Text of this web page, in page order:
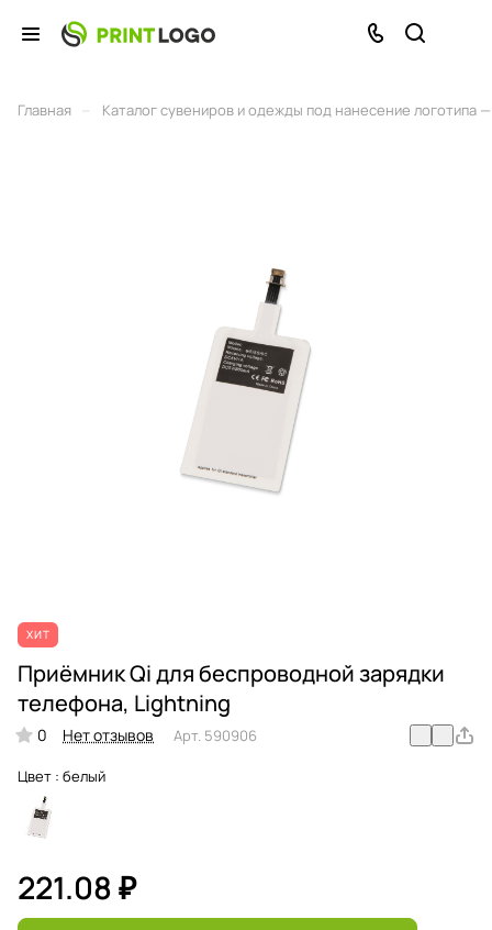
Главная Каталог сувениров и одежды под нанесение логотипа
ХИТ
Приёмник Qi для беспроводной зарядки
телефона, Lightning
0 Нет отзывов Арт. 590906
Цвет : белый
221.08 ₽